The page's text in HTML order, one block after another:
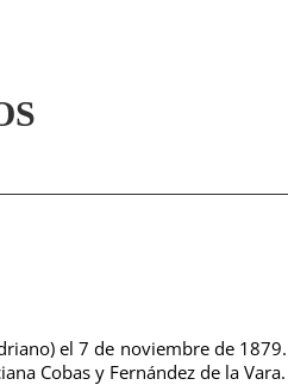
el 7 de noviembre de 1879.
Cobas y Fernández de la Vara.